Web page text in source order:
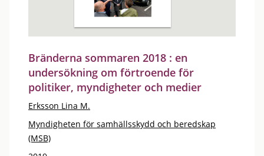
Bränderna sommaren 2018 : en
undersökning om förtroende för
politiker, myndigheter och medier
Erksson Lina M.
Myndigheten för samhällsskydd och beredskap
(MSB)